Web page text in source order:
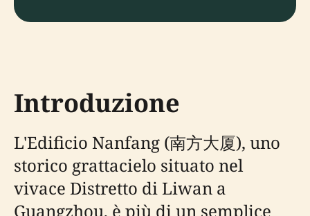
Introduzione
L'Edificio Nanfang (南方大厦), uno
storico grattacielo situato nel
vivace Distretto di Liwan a
Guangzhou, è più di un semplice